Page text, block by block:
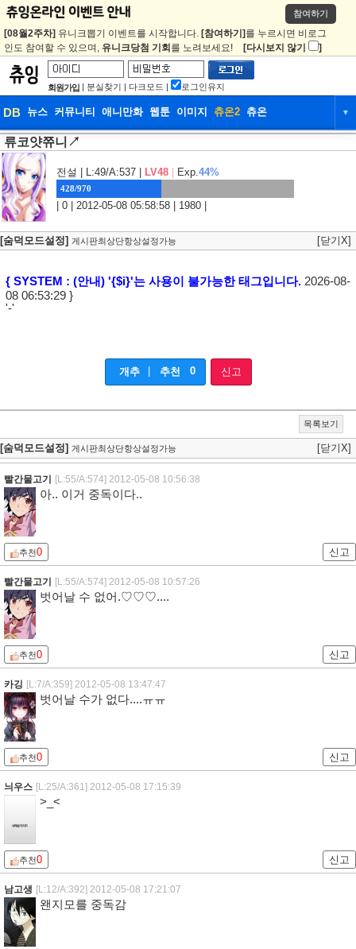
참여하기
[08월2주차] 유니크뽑기 이벤트를 시작합니다. [참여하기] 를 누르시면 비로그
인도 참여할 수 있으며, 유니크당첨 기회 를 노려보세요! [다시보지 않기 ]
회원가입 | 분실찾기 | 다크모드 | 로그인유지
DB 뉴스 커뮤니티 애니만화 웹툰 이미지 츄온2 츄온 ▼
DB
웹툰 이미지 츄온2
류코얏쮸니↗
전설 | L:49/A:537 | LV48 Exp.44%
428/970
| 0 | 2012-05-08 05:58:58 | 1980 |
[숨덕모드설정] 게시판최상단항상설정가능 [닫기X]
{ SYSTEM : (안내) '{$i}'는 사용이 불가능한 태그입니다.2026-08-
08 06:53:29 }
'-'
개추 추천 0 신고
목록보기
[숨덕모드설정] 게시판최상단항상설정가능 [닫기X]
빨간물고기 [L:55/A:574] 2012-05-08 10:56:38
아.. 이거 중독이다..
추천0 신고
빨간물고기 [L:55/A:574] 2012-05-08 10:57:26
벗어날 수 없어.♡♡♡....
추천0 신고
카깅 [L:7/A:359] 2012-05-08 13:47:47
벗어날 수가 없다....ㅠㅠ
추천0 신고
늬우스 [L:25/A:361] 2012-05-08 17:15:39
>_<
추천0 신고
남고생 [L:12/A:392] 2012-05-08 17:21:07
왠지모를 중독감